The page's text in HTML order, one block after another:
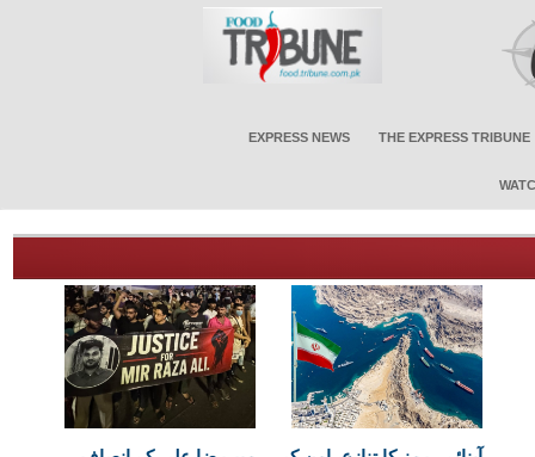
EXPRESS NEWS THE EXPRESS TRIBUNE